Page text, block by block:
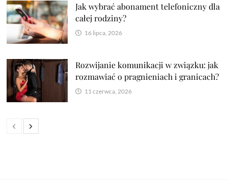
Jak wybrać abonament telefoniczny dla
całej rodziny?
16 lipca, 2026
Rozwijanie komunikacji w związku: jak
rozmawiać o pragnieniach i granicach?
11 czerwca, 2026